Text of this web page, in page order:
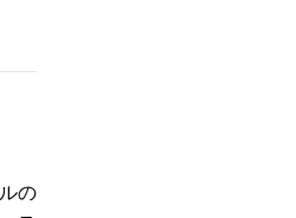
の